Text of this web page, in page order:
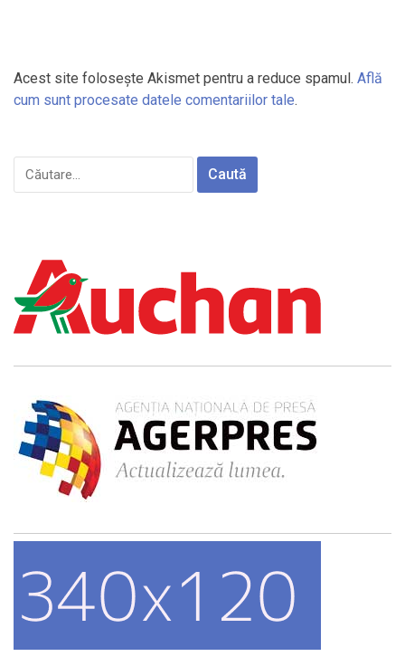
Acest site folosește Akismet pentru a reduce spamul. Află
cum sunt procesate datele comentariilor tale.
Caută
după: